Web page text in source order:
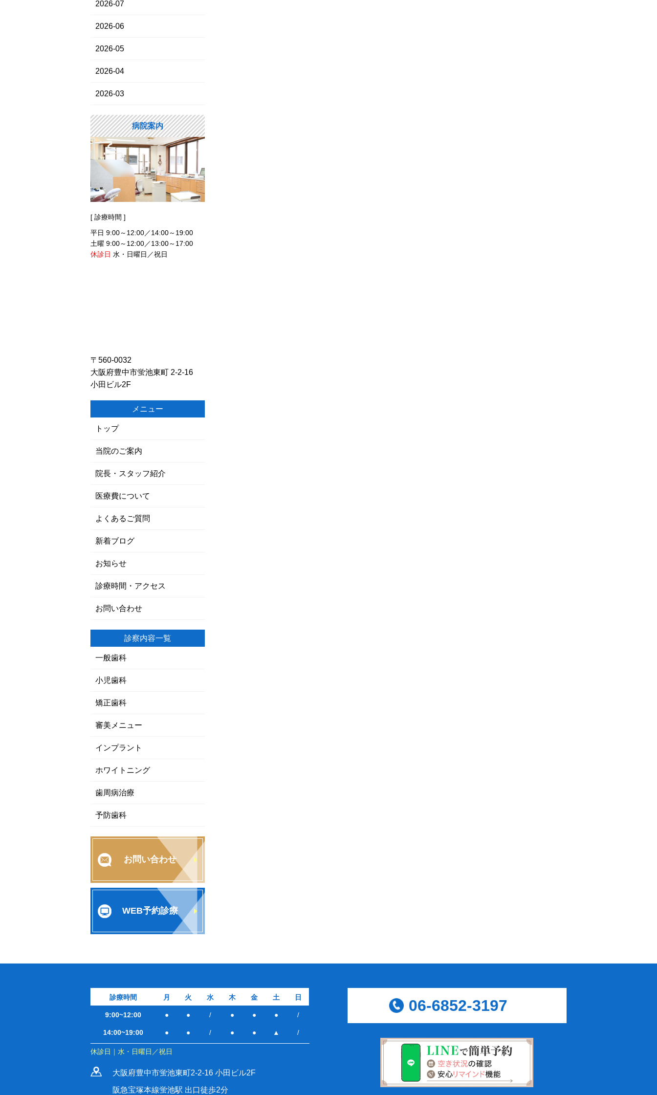
2026-07
2026-06
2026-05
2026-04
2026-03
病院案内
[ 診療時間 ]
平日 9:00～12:00／14:00～19:00
土曜 9:00～12:00／13:00～17:00
休診日 水・日曜日／祝日
〒560-0032
大阪府豊中市蛍池東町 2-2-16
小田ビル2F
メニュー
トップ
当院のご案内
院長・スタッフ紹介
医療費について
よくあるご質問
新着ブログ
お知らせ
診療時間・アクセス
お問い合わせ
診察内容一覧
一般歯科
小児歯科
矯正歯科
審美メニュー
インプラント
ホワイトニング
歯周病治療
予防歯科
お問い合わせ
WEB予約診療
診療時間 月 火 水 木 金 土 日
9:00~12:00 ● ● / ● ● ● /
14:00~19:00 ● ● / ● ● ▲ /
休診日｜水・日曜日／祝日
大阪府豊中市蛍池東町2-2-16 小田ビル2F
阪急宝塚本線蛍池駅 出口徒歩2分
06-6852-3197